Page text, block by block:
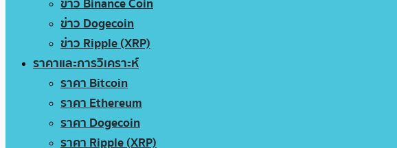
ข่าว Dogecoin
ข่าว Ripple (XRP)
ราคาและการวิเคราะห์
ราคา Bitcoin
ราคา Ethereum
ราคา Dogecoin
ราคา Ripple (XRP)